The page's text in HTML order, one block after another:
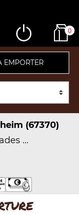
0
EMPORTER
(67370)
...